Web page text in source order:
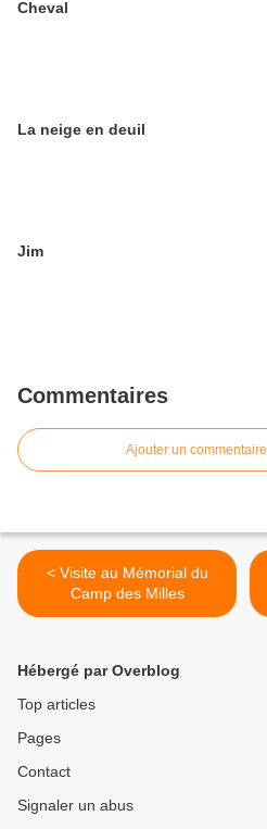
Cheval
La neige en deuil
Jim
Commentaires
Ajouter un commentaire
< Visite au Mémorial du
Camp des Milles
Hébergé par Overblog
Top articles
Pages
Contact
Signaler un abus